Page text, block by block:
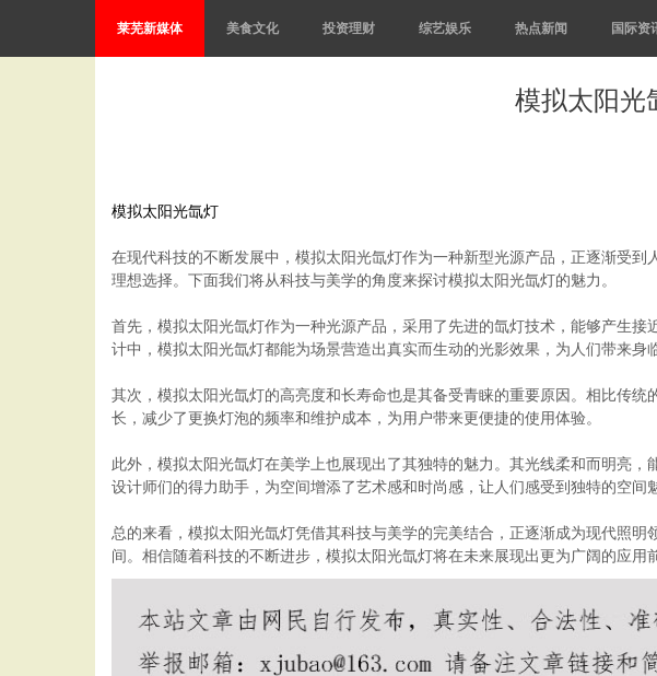
莱芜新媒体 美食文化 投资理财 综艺娱乐 热点新闻 国际资
模拟太阳光
模拟太阳光氙灯
在现代科技的不断发展中，模拟太阳光氙灯作为一种新型光源产品，正逐渐受
理想选择。下面我们将从科技与美学的角度来探讨模拟太阳光氙灯的魅力。
首先，模拟太阳光氙灯作为一种光源产品，采用了先进的氙灯技术，能够产生
计中，模拟太阳光氙灯都能为场景营造出真实而生动的光影效果，为人们带来身
其次，模拟太阳光氙灯的高亮度和长寿命也是其备受青睐的重要原因。相比传
长，减少了更换灯泡的频率和维护成本，为用户带来更便捷的使用体验。
此外，模拟太阳光氙灯在美学上也展现出了其独特的魅力。其光线柔和而明亮
设计师们的得力助手，为空间增添了艺术感和时尚感，让人们感受到独特的空间
总的来看，模拟太阳光氙灯凭借其科技与美学的完美结合，正逐渐成为现代照
间。相信随着科技的不断进步，模拟太阳光氙灯将在未来展现出更为广阔的应用